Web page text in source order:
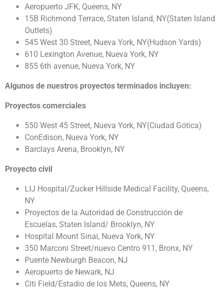
Aeropuerto JFK, Queens, NY
15B Richmond Terrace, Staten Island, NY(Staten Island
Outlets)
545 West 30 Street, Nueva York, NY(Hudson Yards)
610 Lexington Avenue, Nueva York, NY
855 6th avenue, Nueva York, NY
Algunos de nuestros proyectos terminados incluyen:
Proyectos comerciales
550 West 45 Street, Nueva York, NY(Ciudad Gótica)
ConEdison, Nueva York, NY
Barclays Arena, Brooklyn, NY
Proyecto civil
LIJ Hospital/Zucker Hillside Medical Facility, Queens,
NY
Proyectos de la Autoridad de Construcción de
Escuelas, Staten Island/ Brooklyn, NY
Hospital Mount Sinai, Nueva York, NY
350 Marconi Street/nuevo Centro 911, Bronx, NY
Puente Newburgh Beacon, NJ
Aeropuerto de Newark, NJ
Citi Field/Estadio de los Mets, Queens, NY